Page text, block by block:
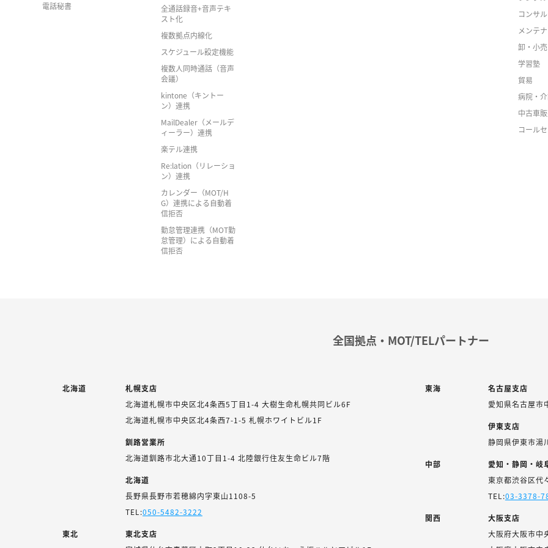
電話秘書
全通話録音+音声テキ
スト化
複数拠点内線化
スケジュール設定機能
複数人同時通話（音声
会議）
kintone（キントー
ン）連携
MailDealer（メールデ
ィーラー）連携
楽テル連携
Re:lation（リレーショ
ン）連携
カレンダー（MOT/H
G）連携による自動着
信拒否
勤怠管理連携（MOT勤
怠管理）による自動着
信拒否
コンサ
メンテ
卸・小売
学習塾
貿易
病院・
中古車
コール
全国拠点・MOT/TELパートナー
北海道
札幌支店
北海道札幌市中央区北4条西5丁目1-4 大樹生命札幌共同ビル6F
北海道札幌市中央区北4条西7-1-5 札幌ホワイトビル1F
釧路営業所
北海道釧路市北大通10丁目1-4 北陸銀行住友生命ビル7階
北海道
長野県長野市若穂綿内字東山1108-5
TEL:050-5482-3222
東北
東北支店
東海
名古屋支店
愛知県名古屋市
伊東支店
静岡県伊東市湯
中部
愛知・静岡・岐
東京都渋谷区
TEL:03-3378-
関西
大阪支店
大阪府大阪市中